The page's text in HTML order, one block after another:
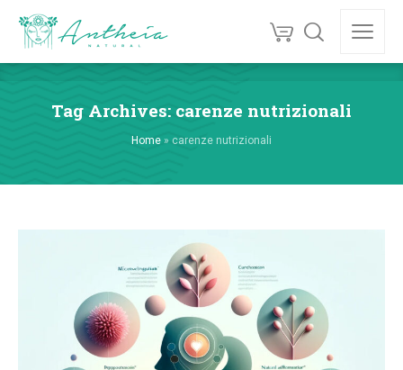
Tag Archives: carenze nutrizionali
Home » carenze nutrizionali